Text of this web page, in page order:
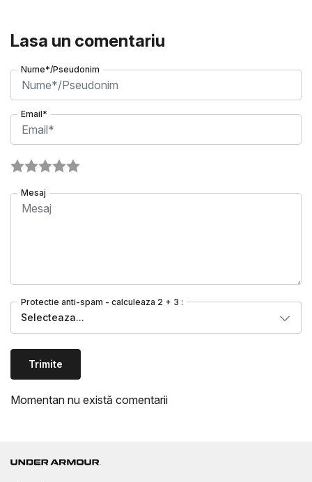
Lasa un comentariu
Nume*/Pseudonim
Email*
Mesaj
Protectie anti-spam - calculeaza 2 + 3 :
Selecteaza...
Trimite
Momentan nu există comentarii